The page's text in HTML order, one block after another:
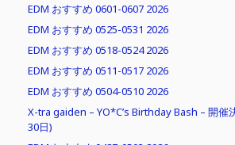
EDM おすすめ 0601-0607 2026
EDM おすすめ 0525-0531 2026
EDM おすすめ 0518-0524 2026
EDM おすすめ 0511-0517 2026
EDM おすすめ 0504-0510 2026
X-tra gaiden – YO*C’s Birthday Bash – 開催
30日)